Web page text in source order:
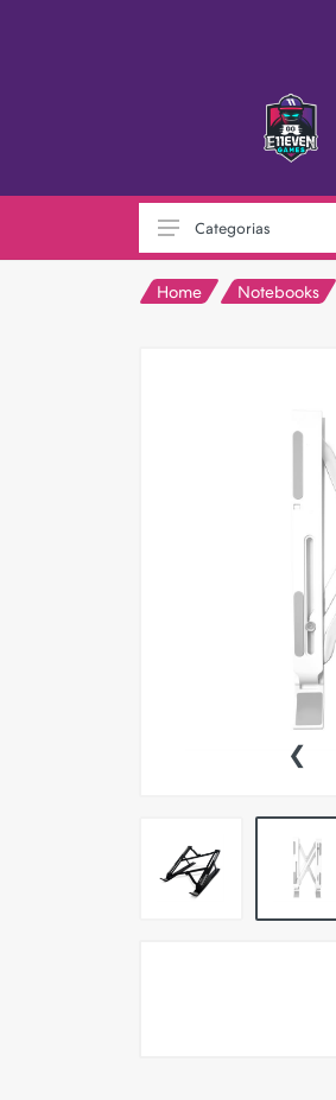
Perifericos PC
2X1 DIGITALES PS4/PS5
Categorias
Home Notebooks
‹